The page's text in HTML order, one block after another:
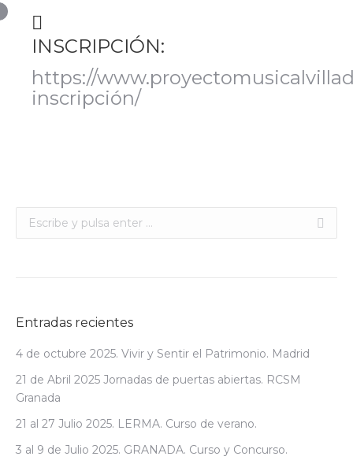
INSCRIPCIÓN:
https://
inscripción/
Buscar:
Entradas recientes
4 de octubre 2025. Vivir y Sentir el Patrimonio. Madrid
21 de Abril 2025 Jornadas de puertas abiertas. RCSM
Granada
21 al 27 Julio 2025. LERMA. Curso de verano.
3 al 9 de Julio 2025. GRANADA. Curso y Concurso.